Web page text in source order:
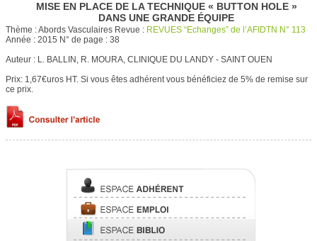
MISE EN PLACE DE LA TECHNIQUE « BUTTON HOLE »
DANS UNE GRANDE ÉQUIPE
Thème :Abords Vasculaires Revue : REVUES “Echanges” de l’AFIDTN N° 113
Année : 2015 N° de page : 38
Auteur : L. BALLIN, R. MOURA, CLINIQUE DU LANDY - SAINT OUEN
Prix: 1,67€uros HT. Si vous êtes adhérent vous bénéficiez de 5% de remise sur
ce prix.